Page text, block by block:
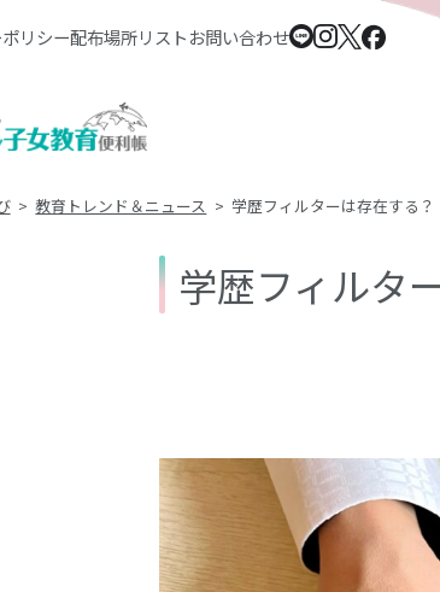
リシー配布場所リストお問い合わせ
教育トレンド＆ニュース 学歴フィルターは存在する？
学歴フィルタ